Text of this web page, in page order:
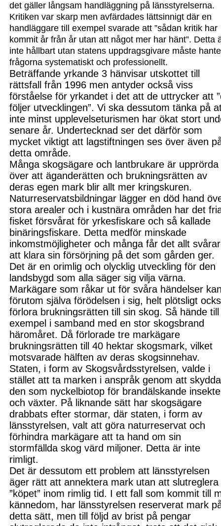
det gäller långsam handläggning på länsstyrelserna.
Kritiken var skarp men avfärdades lättsinnigt där en
handläggare till exempel svarade att ”sådan kritik har
kommit år från år utan att något mer har hänt”. Detta
inte hållbart utan statens uppdragsgivare måste
frågorna systematiskt och professionellt.
Beträffande yrkande 3 hänvisar utskottet till
rättsfall från 1996 men antyder också viss
förståelse för yrkandet i det att de uttrycker att
följer utvecklingen”. Vi ska dessutom tänka på
inte minst upplevelseturismen har ökat stort
senare år. Undertecknad ser det därför som
mycket viktigt att lagstiftningen ses över även
detta område.
Många skogsägare och lantbrukare är upprörda
över att äganderätten och brukningsrätten av
deras egen mark blir allt mer kringskuren.
Naturreservatsbildningar lägger en död hand
stora arealer och i kustnära områden har det
fisket försvårat för yrkesfiskare och så kallade
binäringsfiskare. Detta medför minskade
inkomstmöjligheter och många får det allt
att klara sin försörjning på det som gården ger.
Det är en orimlig och olycklig utveckling för den
landsbygd som alla säger sig vilja värna.
Markägare som råkar ut för svåra händelser
förutom själva förödelsen i sig, helt plötsligt
förlora brukningsrätten till sin skog. Så hände till
exempel i samband med en stor skogsbrand
häromåret. Då förlorade tre markägare
brukningsrätten till 40 hektar skogsmark, vilket
motsvarade hälften av deras skogsinnehav.
Staten, i form av Skogsvårdsstyrelsen, valde i
stället att ta marken i anspråk genom att skydda
den som nyckelbiotop för brandälskande
och växter. På liknande sätt har skogsägare
drabbats efter stormar, där staten, i form av
länsstyrelsen, valt att göra naturreservat och
förhindra markägare att ta hand om sin
stormfällda skog värd miljoner. Detta är inte
rimligt.
Det är dessutom ett problem att länsstyrelsen
äger rätt att annektera mark utan att slutreglera
”köpet” inom rimlig tid. I ett fall som kommit till
kännedom, har länsstyrelsen reserverat mark
detta sätt, men till följd av brist på pengar